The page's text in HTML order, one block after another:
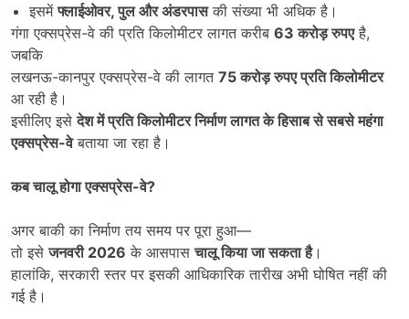
इसमेंफ्लाईओवर,पुल और अंडरपासकी संख्या भी अधिक है।
गंगा एक्सप्रेस-वे की प्रति किलोमीटर लागत करीब 63करोड़ रुपएहै,
जबकि
लखनऊ-कानपुर एक्सप्रेस-वे की लागत 75करोड़ रुपए प्रति किलोमीटर
आ रही है।
इसीलिए इसेदेश में प्रति किलोमीटर निर्माण लागत के हिसाब से सबसे महंगा
एक्सप्रेस-वेबताया जा रहा है।
कब चालू होगा एक्सप्रेस-वे?
अगर बाकी का निर्माण तय समय पर पूरा हुआ—
तो इसेजनवरी 2026 के आसपासचालू किया जा सकता है।
हालांकि, सरकारी स्तर पर इसकी आधिकारिक तारीख अभी घोषित नहीं की
गई है।